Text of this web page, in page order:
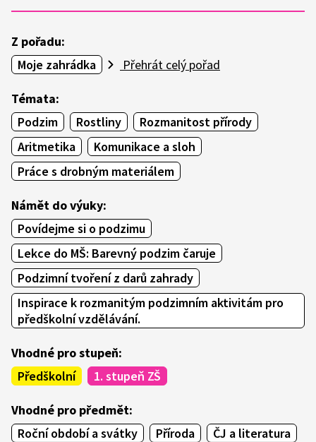
Z pořadu:
Moje zahrádka
Přehrát celý pořad
Témata:
Podzim
Rostliny
Rozmanitost přírody
Aritmetika
Komunikace a sloh
Práce s drobným materiálem
Námět do výuky:
Povídejme si o podzimu
Lekce do MŠ: Barevný podzim čaruje
Podzimní tvoření z darů zahrady
Inspirace k rozmanitým podzimním aktivitám pro
předškolní vzdělávání.
Vhodné pro stupeň:
Předškolní
1. stupeň ZŠ
Vhodné pro předmět:
Roční období a svátky
Příroda
ČJ a literatura